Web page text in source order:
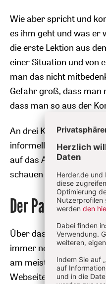
Wie aber spricht und
es ihm geht und was er
die erste Lektion aus
einer Situation und von
man das nicht
Gefahr groß, dass man
dass man so aus der
An drei
informellen
auf das Apostolische
schauen sein. Drittens
Der Papst nutzt
Über das gesamte
immer noch Gästehaus
am meisten
Webseite von Radio